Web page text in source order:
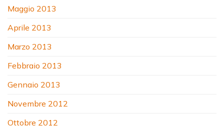
Maggio 2013
Aprile 2013
Marzo 2013
Febbraio 2013
Gennaio 2013
Novembre 2012
Ottobre 2012